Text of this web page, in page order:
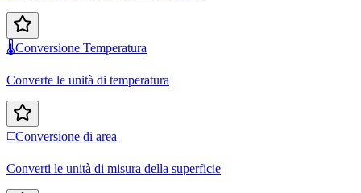
🌡️Conversione Temperatura
Converte le unità di temperatura
◻️Conversione di area
Converti le unità di misura della superficie